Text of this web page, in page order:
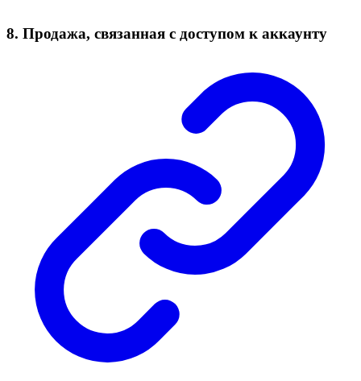
8. Продажа, связанная с доступом к аккаунту